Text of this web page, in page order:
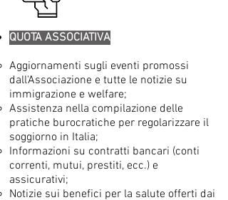
QUOTA ASSOCIATIVA
Aggiornamenti sugli eventi promossi
dall'Associazione e tutte le notizie su
immigrazione e welfare;
Assistenza nella compilazione delle
pratiche burocratiche per regolarizzare il
soggiorno in Italia;
Informazioni su contratti bancari (conti
correnti, mutui, prestiti, ecc.) e
assicurativi;
Notizie sui benefici per la salute offerti dai